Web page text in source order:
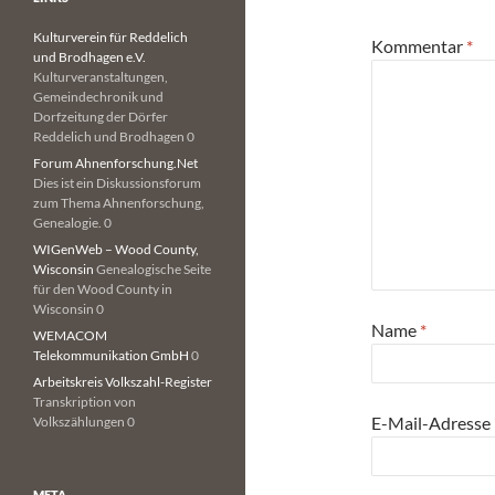
Kommentar *
Name *
E-Mail-Adresse
Kulturverein für Reddelich
und Brodhagen e.V.
Kulturveranstaltungen,
Gemeindechronik und
Dorfzeitung der Dörfer
Reddelich und Brodhagen 0
Forum Ahnenforschung.Net
Dies ist ein Diskussionsforum
zum Thema Ahnenforschung,
Genealogie. 0
WIGenWeb – Wood County,
Wisconsin Genealogische Seite
für den Wood County in
Wisconsin 0
WEMACOM
Telekommunikation GmbH 0
Arbeitskreis Volkszahl-Register
Transkription von
Volkszählungen 0